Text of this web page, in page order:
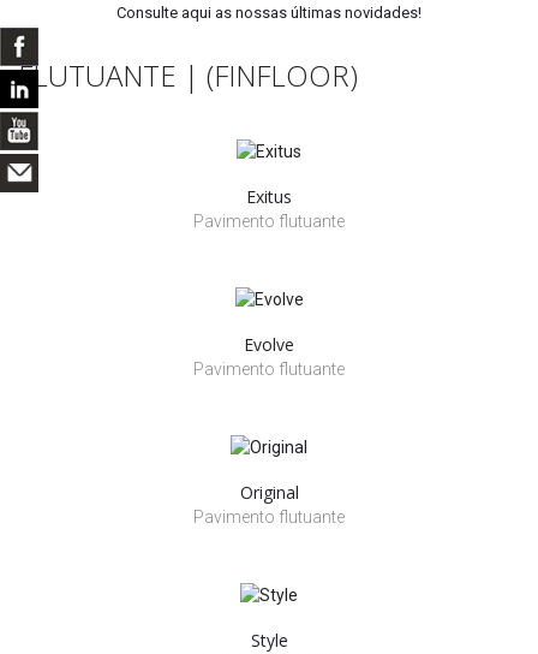
Consulte aqui as nossas últimas novidades!
FLUTUANTE | (FINFLOOR)
Exitus
Pavimento flutuante
Evolve
Pavimento flutuante
Original
Pavimento flutuante
Style